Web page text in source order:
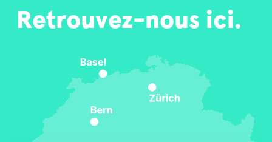
Retrouvez-nous ici.